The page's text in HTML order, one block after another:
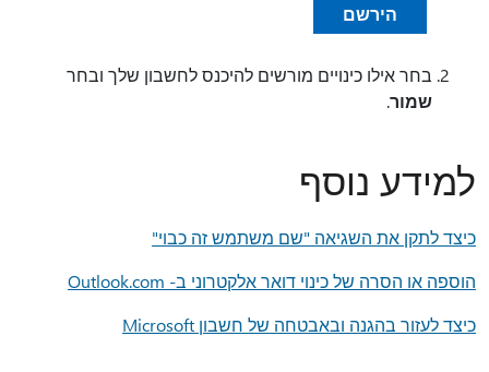
הירשם
בחר אילו כינויים מורשים להיכנס לחשבון שלך ובחר
שמור.
למידע נוסף
כיצד לתקן את השגיאה "שם משתמש זה כבוי"
הוספה או הסרה של כינוי דואר אלקטרוני ב- Outlook.com
כיצד לעזור בהגנה ובאבטחה של חשבון Microsoft